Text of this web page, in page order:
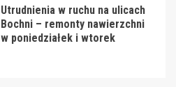
Utrudnienia w ruchu na ulicach
Bochni – remonty nawierzchni
w poniedziałek i wtorek